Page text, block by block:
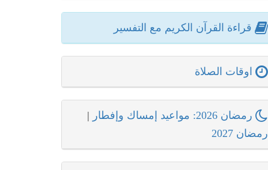
قراءة القرآن الكريم مع التفسير
اوقات الصلاة
رمضان 2026: مواعيد إمساك وإفطار
|
رمضان 2027